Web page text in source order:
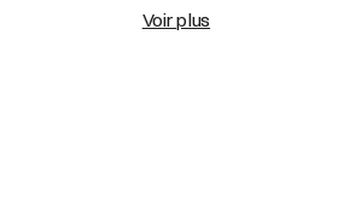
Voir plus